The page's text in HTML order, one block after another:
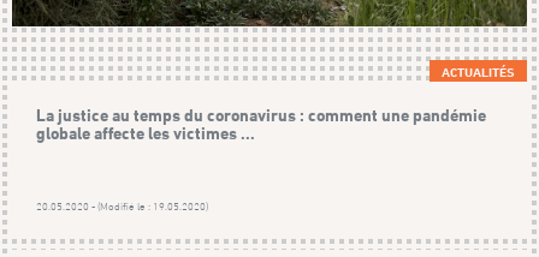
ACTUALITÉS
La justice au temps du coronavirus : comment une pandémie
globale affecte les victimes ...
20.05.2020 - (Modifié le : 19.05.2020)